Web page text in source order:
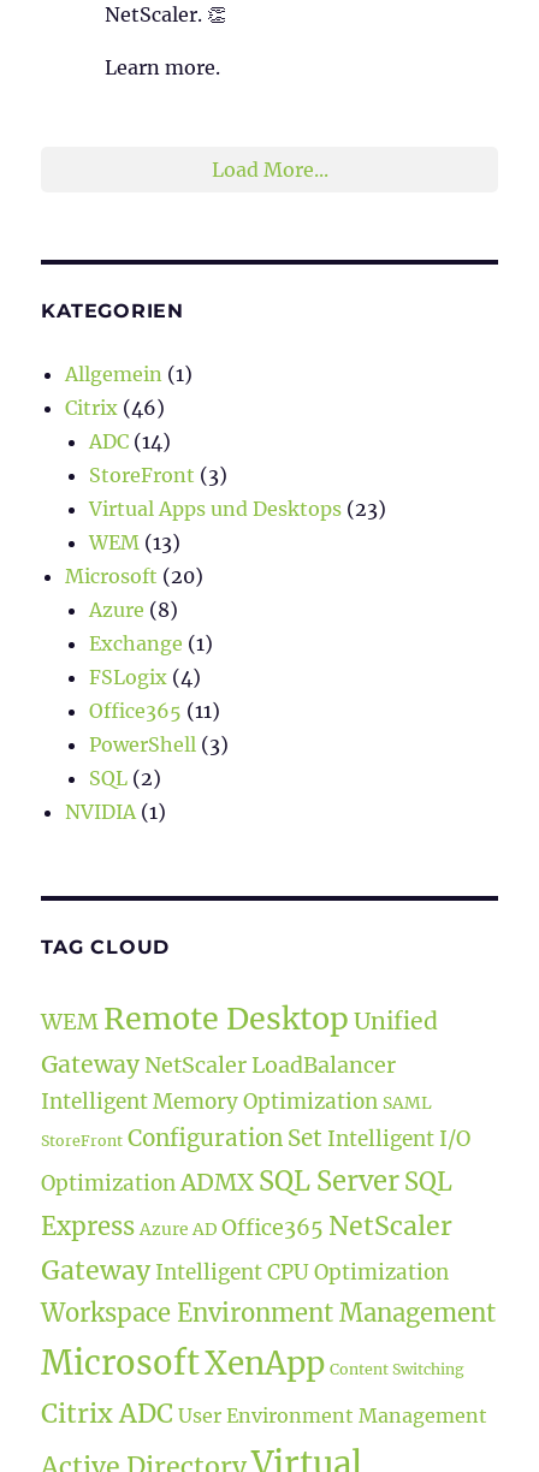
NetScaler. 👏
Learn more.
Load More...
KATEGORIEN
Allgemein (1)
Citrix (46)
ADC (14)
StoreFront (3)
Virtual Apps und Desktops (23)
WEM (13)
Microsoft (20)
Azure (8)
Exchange (1)
FSLogix (4)
Office365 (11)
PowerShell (3)
SQL (2)
NVIDIA (1)
TAG CLOUD
WEM Remote Desktop Unified
Gateway NetScaler LoadBalancer
Intelligent Memory Optimization SAML
StoreFront Configuration Set Intelligent I/O
Optimization ADMX SQL ServerSQL
Express Azure AD Office365 NetScaler
Gateway Intelligent CPU Optimization
Workspace Environment Management
MicrosoftXenApp Content Switching
Citrix ADC User Environment Management
Virtual